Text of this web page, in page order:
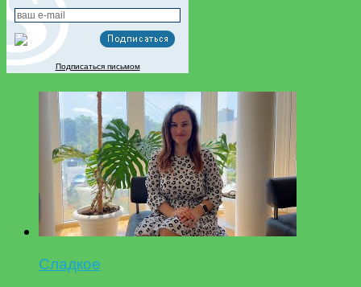
Подписаться письмом
Сладкое